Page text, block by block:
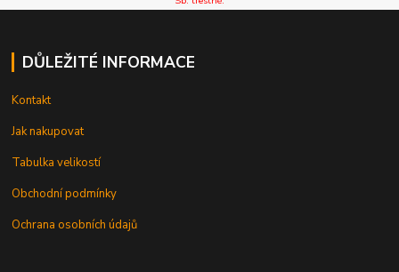
DŮLEŽITÉ INFORMACE
Kontakt
Jak nakupovat
Tabulka velikostí
Obchodní podmínky
Ochrana osobních údajů